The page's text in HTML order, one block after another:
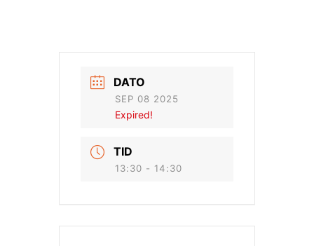
DATO
SEP 08 2025
Expired!
TID
13:30 - 14:30